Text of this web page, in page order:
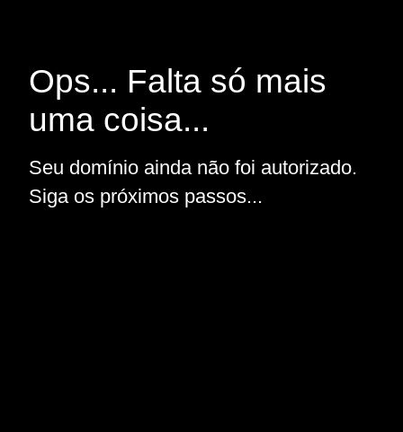
Ops... Falta só mais
uma coisa...
Seu domínio ainda não foi autorizado.
Siga os próximos passos...